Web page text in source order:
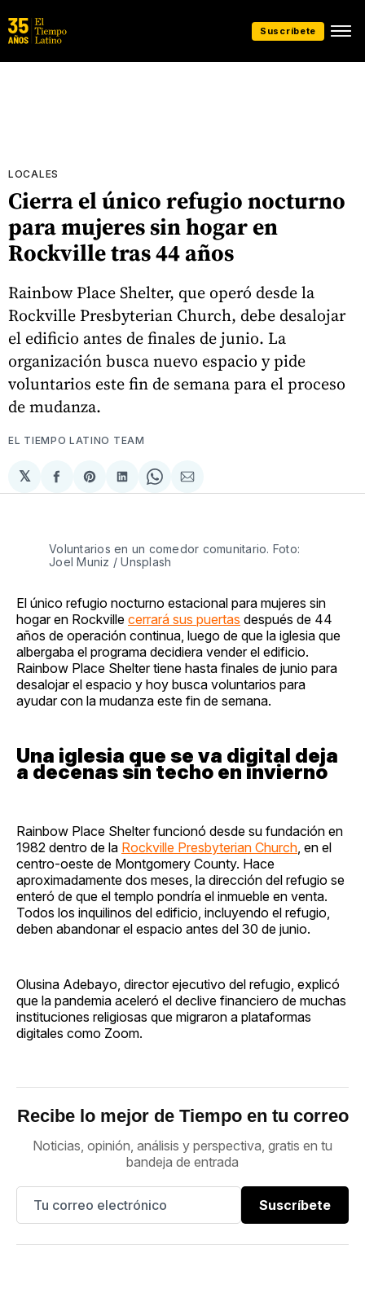
Suscríbete
LOCALES
Cierra el único refugio nocturno
para mujeres sin hogar en
Rockville tras 44 años
Rainbow Place Shelter, que operó desde la
Rockville Presbyterian Church, debe desalojar
el edificio antes de finales de junio. La
organización busca nuevo espacio y pide
voluntarios este fin de semana para el proceso
de mudanza.
EL TIEMPO LATINO TEAM
𝕏
Compartir
en
Share
on
Compartir
en
Share
on
Compartir
via
Voluntarios en un comedor comunitario. Foto:
Joel Muniz / Unsplash
El único refugio nocturno estacional para mujeres sin
hogar en Rockville cerrará sus puertas después de 44
años de operación continua, luego de que la iglesia que
albergaba el programa decidiera vender el edificio.
Rainbow Place Shelter tiene hasta finales de junio para
desalojar el espacio y hoy busca voluntarios para
ayudar con la mudanza este fin de semana.
Una iglesia que se va digital deja
a decenas sin techo en invierno
Rainbow Place Shelter funcionó desde su fundación en
1982 dentro de la Rockville Presbyterian Church , en el
centro-oeste de Montgomery County. Hace
aproximadamente dos meses, la dirección del refugio se
enteró de que el templo pondría el inmueble en venta.
Todos los inquilinos del edificio, incluyendo el refugio,
deben abandonar el espacio antes del 30 de junio.
Olusina Adebayo, director ejecutivo del refugio, explicó
que la pandemia aceleró el declive financiero de muchas
instituciones religiosas que migraron a plataformas
digitales como Zoom.
Recibe lo mejor de Tiempo en tu correo
Noticias, opinión, análisis y perspectiva, gratis en tu
bandeja de entrada
Suscríbete